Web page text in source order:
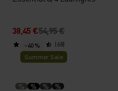
38,45 €54,95 €
(68)
-40 %
Summer Sale
% % % %